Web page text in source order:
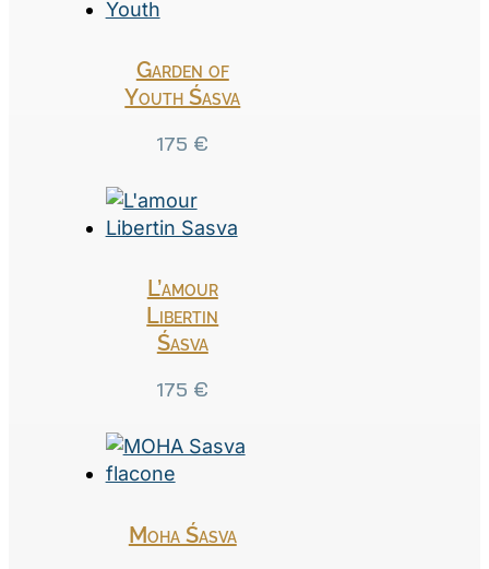
Garden of
Youth Śasva
175 €
L’amour
Libertin
Śasva
175 €
Moha Śasva